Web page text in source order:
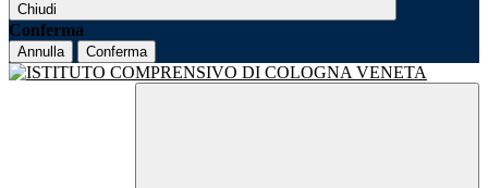
Chiudi
Conferma
Annulla Conferma